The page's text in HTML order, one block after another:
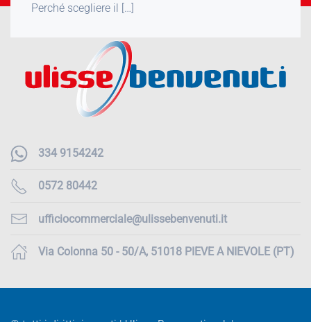
Perché scegliere il […]
334 9154242
0572 80442
ufficiocommerciale@ulissebenvenuti.it
Via Colonna 50 - 50/A, 51018 PIEVE A NIEVOLE (PT)